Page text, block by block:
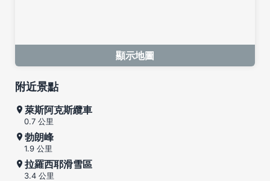
顯示地圖
附近景點
萊斯阿克斯纜車
0.7 公里
勃朗峰
1.9 公里
拉羅西耶滑雪區
3.4 公里